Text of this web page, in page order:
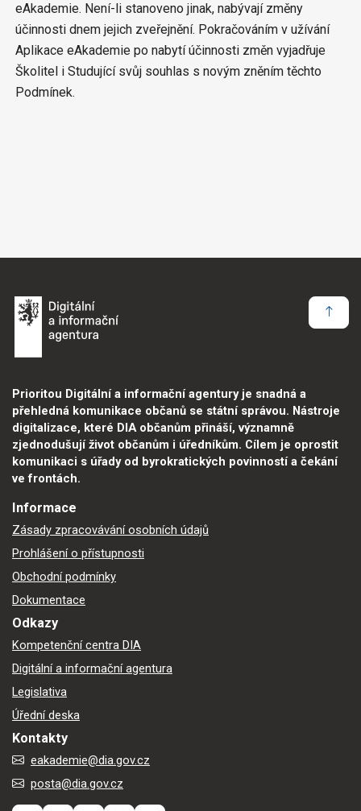
eAkademie. Není-li stanoveno jinak, nabývají změny
účinnosti dnem jejich zveřejnění. Pokračováním v užívání
Aplikace eAkademie po nabytí účinnosti změn vyjadřuje
Školitel i Studující svůj souhlas s novým zněním těchto
Podmínek.
Prioritou Digitální a informační agentury je snadná a
přehledná komunikace občanů se státní správou. Nástroje
digitalizace, které DIA občanům přináší, významně
zjednodušují život občanům i úředníkům. Cílem je oprostit
komunikaci s úřady od byrokratických povinností a čekání
ve frontách.
Informace
Zásady zpracovávání osobních údajů
Prohlášení o přístupnosti
Obchodní podmínky
Dokumentace
Odkazy
Kompetenční centra DIA
Digitální a informační agentura
Legislativa
Úřední deska
Kontakty
eakademie@dia.gov.cz
posta@dia.gov.cz